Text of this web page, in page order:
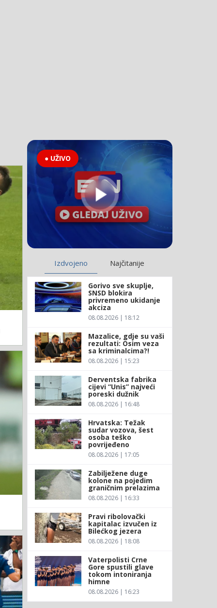
● UŽIVO
Izdvojeno Najčitanije
Gorivo sve skuplje,
SNSD blokira
privremeno ukidanje
akciza
08.08.2026 | 18:12
Mazalice, gdje su vaši
rezultati: Osim veza
sa kriminalcima?!
08.08.2026 | 15:23
Derventska fabrika
cijevi “Unis” najveći
poreski dužnik
08.08.2026 | 16:48
Hrvatska: Težak
sudar vozova, šest
osoba teško
povrijeđeno
08.08.2026 | 17:05
Zabilježene duge
kolone na pojedim
graničnim prelazima
08.08.2026 | 16:33
Pravi ribolovački
kapitalac izvučen iz
Bilećkog jezera
08.08.2026 | 18:08
Vaterpolisti Crne
Gore spustili glave
tokom intoniranja
himne
08.08.2026 | 16:23